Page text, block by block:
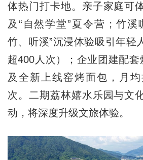
体热门打卡地。亲子家庭可
及“自然学堂”夏令营；竹溪
竹、听溪”沉浸体验吸引年轻
超400人次）；企业团建配套
及全新上线窑烤面包，月
次。二期荔林嬉水乐园与文
动，将深度升级文旅体验。